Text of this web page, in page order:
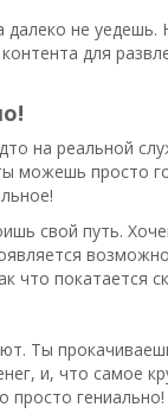
не
для
на реальной
можешь просто
свой путь.
что покатается
Ты
и, что самое
просто гениально!